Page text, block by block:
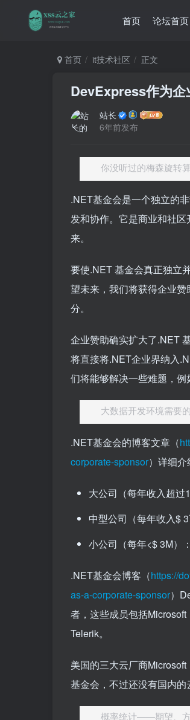
首页 论坛首页
首页 it技术社区 正文
DevExpress作为企
站长
6年前发布
你没听过的梅森旋转
.NET基金会是一个独立的
发和协作。它是商业和社
来。
要使.NET 基金会真正独立
望未来，我们将获得企业
分。
企业赞助确实扩大了.NET
将直接将.NET企业界纳入
们将能够解决一些难题，例
大数据开发环境需要
.NET基金会的博客文章（
corporate-sponsor）详细介
大公司（每年收入超过
中型公司（每年收入$
小公司（每年<$ 3M）
.NET基金会博客（https://
as-a-corporate-sponsor）
者，这些成员包括
Telerik。
美国的三大云厂商
基金会，不过还没有国内的
概率统计——期望、